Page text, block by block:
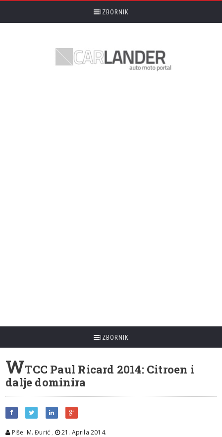
IZBORNIK
IZBORNIK
WTCC Paul Ricard 2014: Citroen i
dalje dominira
Piše: M. Đurić , 21. Aprila 2014.